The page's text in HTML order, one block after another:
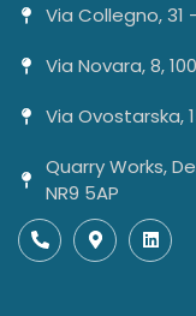
Via Collegno, 31
Via Novara, 8,
Via Ovostarska,
Quarry Works,
NR9 5AP